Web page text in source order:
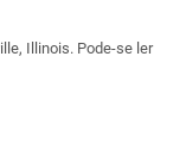
Illinois. Pode-se ler